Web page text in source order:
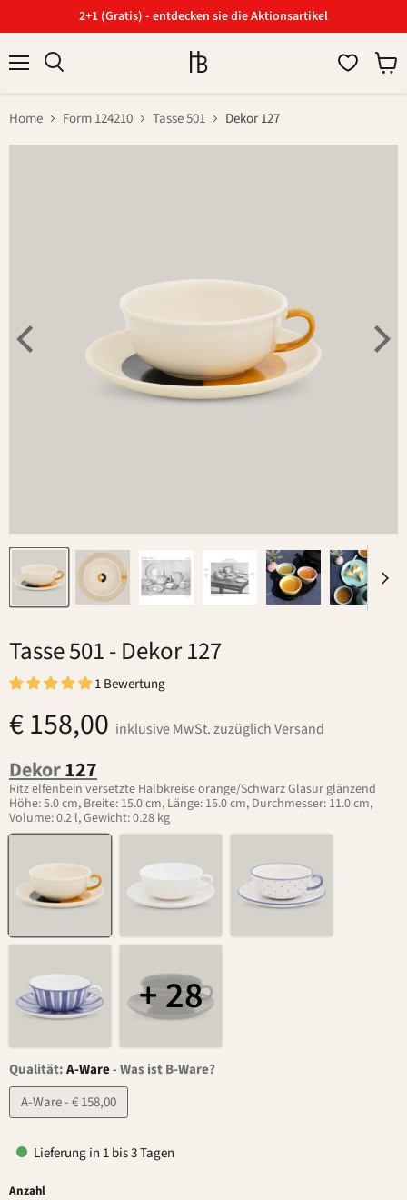
2+1 (Gratis) - entdecken sie die Aktionsartikel
Home Form 124210 Tasse 501 Dekor 127
Tasse 501- Dekor 127
1 Bewertung
€ 158,00 inklusive MwSt. zuzüglich Versand
Dekor127
Ritz elfenbein versetzte Halbkreise orange/Schwarz Glasur glänzend
Höhe: 5.0 cm, Breite: 15.0 cm, Länge: 15.0 cm, Durchmesser: 11.0 cm,
Volume: 0.2 l, Gewicht: 0.28 kg
+ 28
Qualität:A-Ware-Was ist B-Ware?
A-Ware - € 158,00
Lieferung in 1 bis 3 Tagen
Anzahl